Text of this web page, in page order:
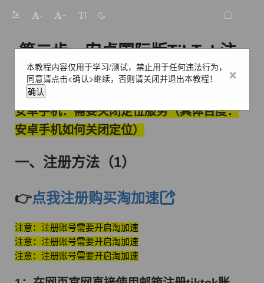
- +
第二步、安卓国际版TikTok注
册账号教程
安卓手机：需要关闭定位服务（具体百度：
安卓手机如何关闭定位）
一、注册方法（1）
👉点我注册购买淘加速
注意：注册账号需要开启淘加速
注意：注册账号需要开启淘加速
注意：注册账号需要开启淘加速
×
本教程内容仅用于学习/测试，禁止用于任何违法行为，
同意请点击<确认>继续，否则请关闭并退出本教程！
确认